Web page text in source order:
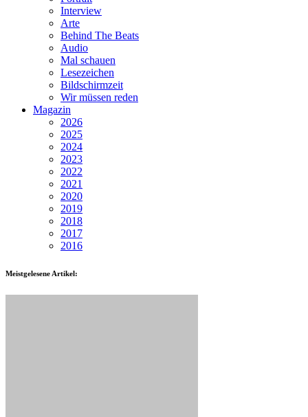
Interview
Arte
Behind The Beats
Audio
Mal schauen
Lesezeichen
Bildschirmzeit
Wir müssen reden
Magazin
2026
2025
2024
2023
2022
2021
2020
2019
2018
2017
2016
Meistgelesene Artikel: